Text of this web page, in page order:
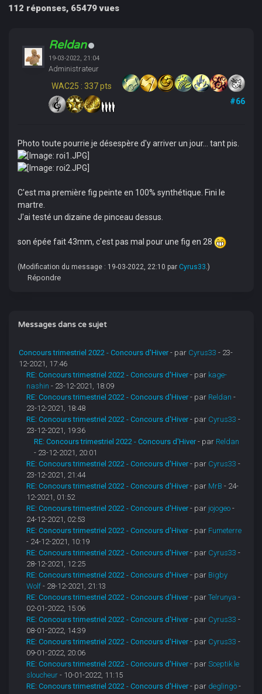
112 réponses, 65479 vues
Reldan
19-03-2022, 21:04
Administrateur
WAC25 : 337 pts
#66
Photo toute pourrie je désespère d'y arriver un jour... tant pis.
C'est ma première fig peinte en 100% synthétique. Fini le
martre.
J'ai testé un dizaine de pinceau dessus.
son épée fait 43mm, c'est pas mal pour une fig en 28
(Modification du message : 19-03-2022, 22:10 par Cyrus33 .)
Répondre
Messages dans ce sujet
Concours trimestriel 2022 - Concours d'Hiver - par Cyrus33 - 23-
12-2021, 17:46
RE: Concours trimestriel 2022 - Concours d'Hiver - par kage-
nashin - 23-12-2021, 18:09
RE: Concours trimestriel 2022 - Concours d'Hiver - par Reldan -
23-12-2021, 18:48
RE: Concours trimestriel 2022 - Concours d'Hiver - par Cyrus33 -
23-12-2021, 19:36
RE: Concours trimestriel 2022 - Concours d'Hiver - par Reldan
- 23-12-2021, 20:01
RE: Concours trimestriel 2022 - Concours d'Hiver - par Cyrus33 -
23-12-2021, 21:44
RE: Concours trimestriel 2022 - Concours d'Hiver - par MrB - 24-
12-2021, 01:52
RE: Concours trimestriel 2022 - Concours d'Hiver - par jojogeo -
24-12-2021, 02:53
RE: Concours trimestriel 2022 - Concours d'Hiver - par Fumeterre
- 24-12-2021, 10:19
RE: Concours trimestriel 2022 - Concours d'Hiver - par Cyrus33 -
28-12-2021, 12:25
RE: Concours trimestriel 2022 - Concours d'Hiver - par Bigby
Wolf - 28-12-2021, 21:13
RE: Concours trimestriel 2022 - Concours d'Hiver - parTelrunya -
02-01-2022, 15:06
RE: Concours trimestriel 2022 - Concours d'Hiver - par Cyrus33 -
08-01-2022, 14:39
RE: Concours trimestriel 2022 - Concours d'Hiver - par Cyrus33 -
09-01-2022, 20:06
RE: Concours trimestriel 2022 - Concours d'Hiver - parSceptik le
sloucheur - 10-01-2022, 11:15
RE: Concours trimestriel 2022 - Concours d'Hiver - par deglingo -